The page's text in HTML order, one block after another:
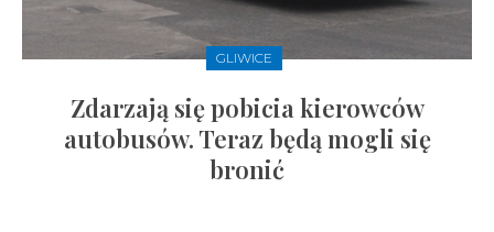
GLIWICE
Zdarzają się pobicia kierowców
autobusów. Teraz będą mogli się
bronić